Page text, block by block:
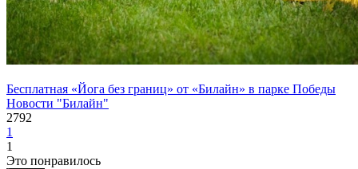
Бесплатная «Йога без границ» от «Билайн» в парке Победы
Новости "Билайн"
2792
1
1
Это понравилось